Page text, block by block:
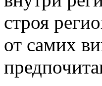
строя
от самих